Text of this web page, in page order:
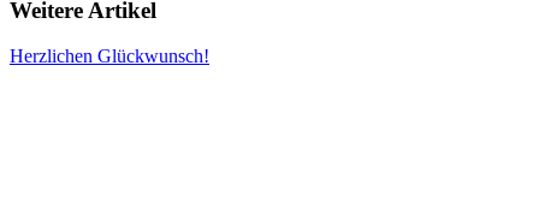
Weitere Artikel
Herzlichen Glückwunsch!